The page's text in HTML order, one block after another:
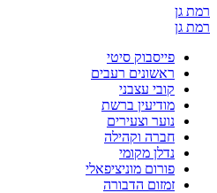
רמת גן
רמת גן
פייסבוק סיטי
ראשונים רעבים
קובי עצבני
מודיעין ברשת
נוער וצעירים
חברה וקהילה
נדלן מקומי
פורום מוניציפאלי
זמזום הדבורה